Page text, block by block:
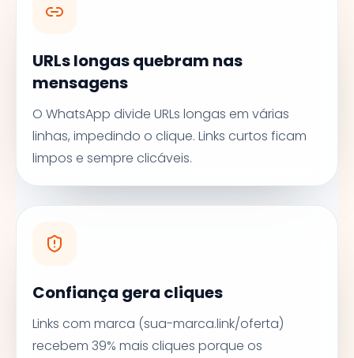
URLs longas quebram nas
mensagens
O WhatsApp divide URLs longas em várias
linhas, impedindo o clique. Links curtos ficam
limpos e sempre clicáveis.
Confiança gera cliques
Links com marca (sua-marca.link/oferta)
recebem 39% mais cliques porque os